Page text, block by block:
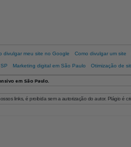
divulgar meu site no Google Como divulgar um site
Marketing digital em São Paulo Otimização de
em São Paulo.
links, é proibida sem a autorização do autor. Plágio é